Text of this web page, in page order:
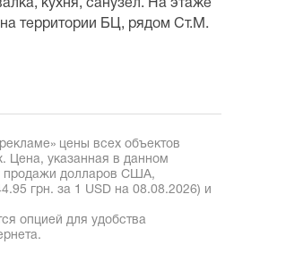
кухня, санузел. На этаже
территории БЦ, рядом Ст.М.
цены всех объектов
Цена, указанная в данном
продажи долларов США,
грн. за 1 USD на 08.08.2026) и
опцией для удобства